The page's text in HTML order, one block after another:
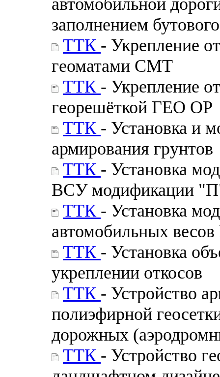
заполнением
ТТК - Укрепление
геоматами СМТ
ТТК - Укрепление
георешёткой ГЕО ОР
ТТК - Установка и
армирования грунтов
ТТК - Установка
ВСУ модификации
ТТК - Установка
автомобильных
ТТК - Установка
укреплении откосов
ТТК - Устройство
полиэфирной
дорожных
ТТК - Устройство